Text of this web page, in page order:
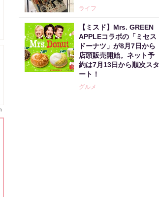
ライフ
【ミスド】Mrs. GREEN
APPLEコラボの「ミセス
ドーナツ」が8月7日から
店頭販売開始。ネット予
約は7月13日から順次スタ
ート！
グルメ